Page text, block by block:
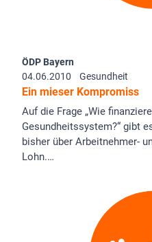
ÖDP Bayern
04.06.2010
Gesundheit
Ein mieser Kompromiss
Auf die Frage „Wie
Gesundheitssystem?“ gibt
bisher über Arbeitnehmer-
Lohn.…